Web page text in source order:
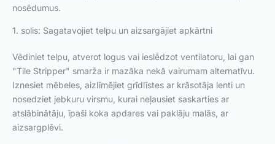
nosēdumus.
1. solis: Sagatavojiet telpu un aizsargājiet apkārtni
Vēdiniet telpu, atverot logus vai ieslēdzot ventilatoru, lai gan
"Tile Stripper" smarža ir mazāka nekā vairumam alternatīvu.
Iznesiet mēbeles, aizlīmējiet grīdlīstes ar krāsotāja lenti un
nosedziet jebkuru virsmu, kurai neļausiet saskarties ar
atslābinātāju, īpaši koka apdares vai paklāju malās, ar
aizsargplēvi.